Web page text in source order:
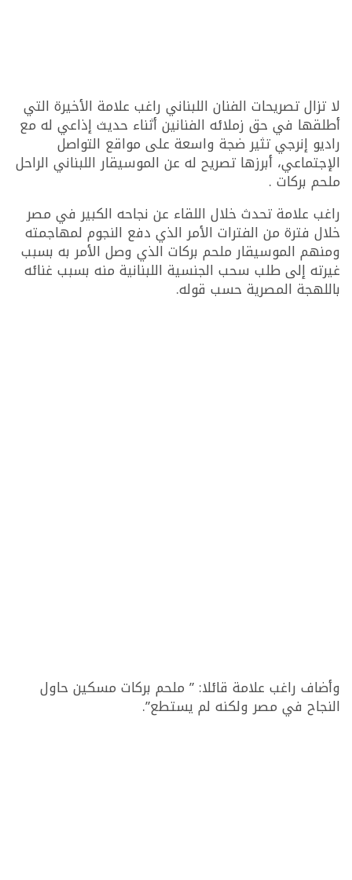
لا تزال تصريحات الفنان اللبناني راغب علامة الأخيرة التي
أطلقها في حق زملائه الفنانين أثناء حديث إذاعي له مع
راديو إنرجي تثير ضجة واسعة على مواقع التواصل
الإجتماعي، أبرزها تصريح له عن الموسيقار اللبناني الراحل
ملحم بركات .
راغب علامة تحدث خلال اللقاء عن نجاحه الكبير في مصر
خلال فترة من الفترات الأمر الذي دفع النجوم لمهاجمته
ومنهم الموسيقار ملحم بركات الذي وصل الأمر به بسبب
غيرته إلى طلب سحب الجنسية اللبنانية منه بسبب غنائه
باللهجة المصرية حسب قوله.
وأضاف راغب علامة قائلا: ” ملحم بركات مسكين حاول
النجاح في مصر ولكنه لم يستطع”.